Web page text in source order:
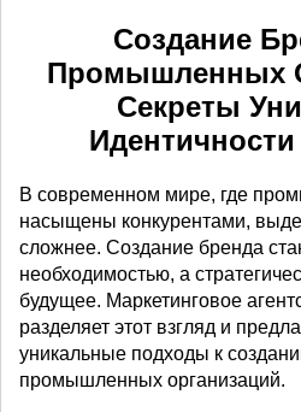
Создание
Промышленных
Секреты
В современном мире, где
насыщены конкурентами,
сложнее. Создание бренда
необходимостью, а
будущее. Маркетинговое
разделяет этот взгляд и
уникальные подходы к
промышленных организаций.